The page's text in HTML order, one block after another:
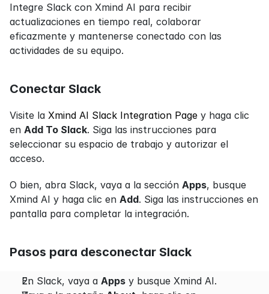
Integre Slack con Xmind AI para recibir
actualizaciones en tiempo real, colaborar
eficazmente y mantenerse conectado con las
actividades de su equipo.
Conectar Slack
Visite la Xmind AI Slack Integration Page y haga clic
en Add To Slack. Siga las instrucciones para
seleccionar su espacio de trabajo y autorizar el
acceso.
O bien, abra Slack, vaya a la sección Apps, busque
Xmind AI y haga clic en Add. Siga las instrucciones en
pantalla para completar la integración.
Pasos para desconectar Slack
En Slack, vaya a Apps y busque Xmind AI.